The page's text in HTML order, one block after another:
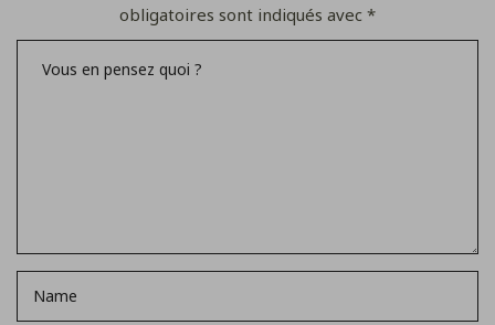
obligatoires sont indiqués avec *